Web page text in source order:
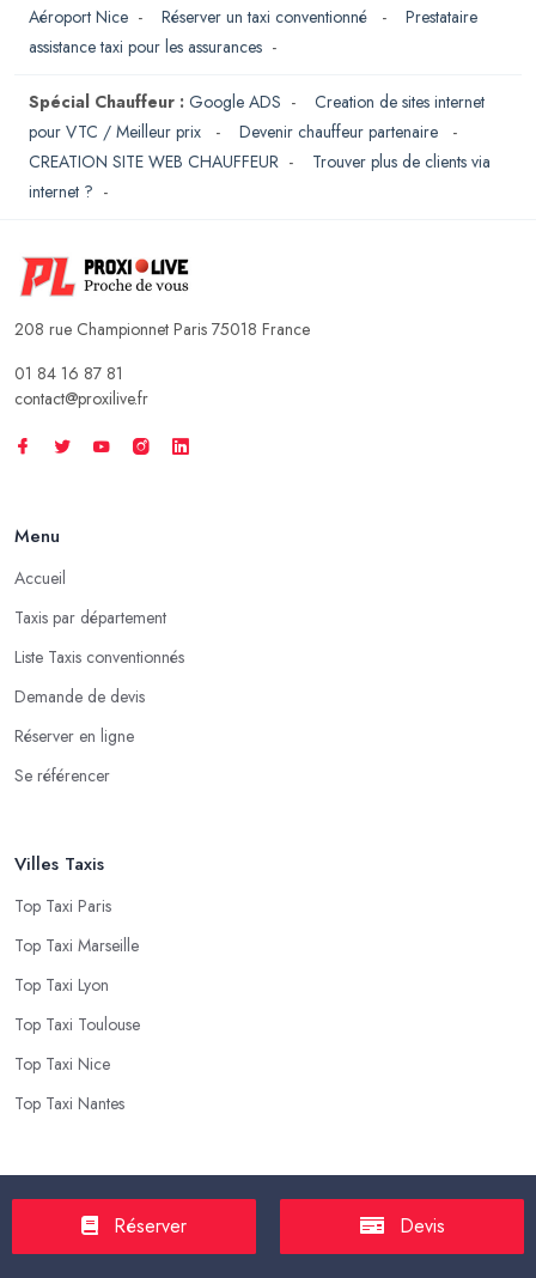
Aéroport Nice - Réserver un taxi conventionné - Prestataire
assistance taxi pour les assurances -
Spécial Chauffeur : Google ADS - Creation de sites internet
pour VTC / Meilleur prix
- Devenir chauffeur partenaire
-
CREATION SITE WEB CHAUFFEUR - Trouver plus de clients via
internet ? -
208 rue Championnet Paris 75018 France
01 84 16 87 81
contact@proxilive.fr
Menu
Accueil
Taxis par département
Liste Taxis conventionnés
Demande de devis
Réserver en ligne
Se référencer
Villes Taxis
Top Taxi Paris
Top Taxi Marseille
Top Taxi Lyon
Top Taxi Toulouse
Top Taxi Nice
Top Taxi Nantes
Tarif Course TaxiRéserver Devis